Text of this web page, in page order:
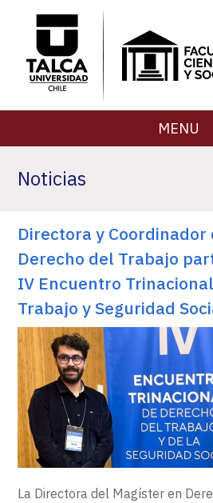
MENU
POSTGRADOS
REVISTAS
INVESTIGACIÓN
EXTENSIÓN
CONTACTO
Noticias
Directora y Coordinador
Derecho del Trabajo
IV Encuentro
Trabajo y Seguridad
La Directora del Magíster en